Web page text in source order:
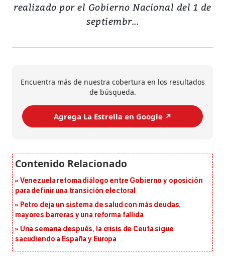
realizado por el Gobierno Nacional del 1 de
septiembr...
Encuentra más de nuestra cobertura en los resultados
de búsqueda.
Agrega La Estrella en Google ↗️
Venezuela retoma diálogo entre Gobierno y oposición
para definir una transición electoral
Petro deja un sistema de salud con más deudas,
mayores barreras y una reforma fallida
Una semana después, la crisis de Ceuta sigue
sacudiendo a España y Europa